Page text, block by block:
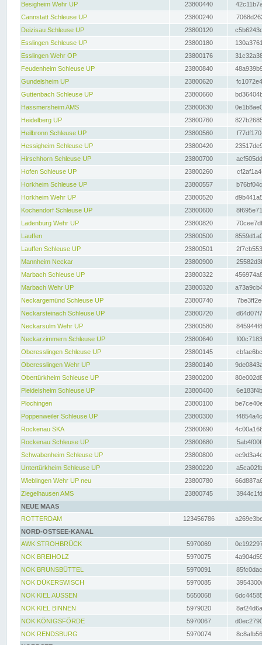
Besigheim Wehr UP
23800440
Cannstatt Schleuse UP
23800240
Deizisau Schleuse UP
23800120
Esslingen Schleuse UP
23800180
Esslingen Wehr OP
23800176
Feudenheim Schleuse UP
23800840
Gundelsheim UP
23800620
Guttenbach Schleuse UP
23800660
Hassmersheim AMS
23800630
Heidelberg UP
23800760
Heilbronn Schleuse UP
23800560
Hessigheim Schleuse UP
23800420
Hirschhorn Schleuse UP
23800700
Hofen Schleuse UP
23800260
Horkheim Schleuse UP
23800557
Horkheim Wehr UP
23800520
Kochendorf Schleuse UP
23800600
Ladenburg Wehr UP
23800820
Lauffen
23800500
Lauffen Schleuse UP
23800501
Mannheim Neckar
23800900
Marbach Schleuse UP
23800322
Marbach Wehr UP
23800320
Neckargemünd Schleuse UP
23800740
Neckarsteinach Schleuse UP
23800720
Neckarsulm Wehr UP
23800580
Neckarzimmern Schleuse UP
23800640
Oberesslingen Schleuse UP
23800145
Oberesslingen Wehr UP
23800140
Obertürkheim Schleuse UP
23800200
Pleidelsheim Schleuse UP
23800400
Plochingen
23800100
Poppenweiler Schleuse UP
23800300
Rockenau SKA
23800690
Rockenau Schleuse UP
23800680
Schwabenheim Schleuse UP
23800800
Untertürkheim Schleuse UP
23800220
Wieblingen Wehr UP neu
23800780
Ziegelhausen AMS
23800745
NEUE MAAS
ROTTERDAM
123456786
NORD-OSTSEE-KANAL
AWK STROHBRÜCK
5970069
NOK BREIHOLZ
5970075
NOK BRUNSBÜTTEL
5970091
NOK DÜKERSWISCH
5970085
NOK KIEL AUSSEN
5650068
NOK KIEL BINNEN
5979020
NOK KÖNIGSFÖRDE
5970067
NOK RENDSBURG
5970074